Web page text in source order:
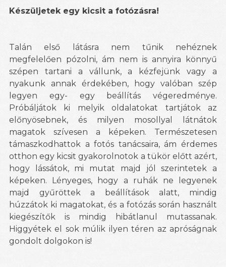
Készüljetek egy kicsit a fotózásra!
Talán első látásra nem tűnik nehéznek
megfelelően pózolni, ám nem is annyira könnyű
szépen tartani a vállunk, a kézfejünk vagy a
nyakunk annak érdekében, hogy valóban szép
legyen egy- egy beállítás végeredménye.
Próbáljátok ki melyik oldalatokat tartjátok az
előnyösebnek, és milyen mosollyal látnátok
magatok szívesen a képeken. Természetesen
támaszkodhattok a fotós tanácsaira, ám érdemes
otthon egy kicsit gyakorolnotok a tükör előtt azért,
hogy lássátok, mi mutat majd jól szerintetek a
képeken. Lényeges, hogy a ruhák ne legyenek
majd gyűröttek a beállítások alatt, mindig
húzzátok ki magatokat, és a fotózás során használt
kiegészítők is mindig hibátlanul mutassanak.
Higgyétek el sok múlik ilyen téren az apróságnak
gondolt dolgokon is!